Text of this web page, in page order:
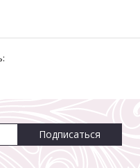
Подписаться